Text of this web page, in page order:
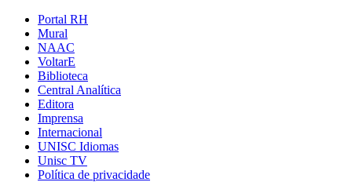
Portal RH
Mural
NAAC
VoltarE
Biblioteca
Central Analítica
Editora
Imprensa
Internacional
UNISC Idiomas
Unisc TV
Política de privacidade